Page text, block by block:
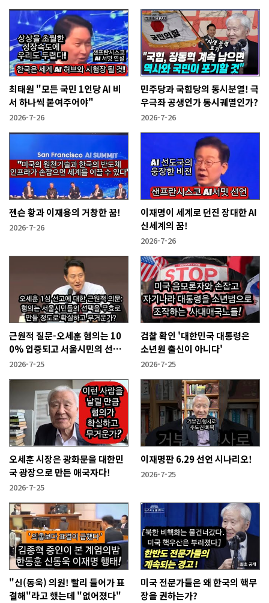
최태원 "모든 국민 1인당 AI 비
서 하나씩 붙여주어야"
2026-7-26
민주당과 국힘당의 동시분열! 극
우극좌 공생인가 동시궤멸인가?
2026-7-26
젠슨 황과 이재용의 거창한 꿈!
2026-7-26
이재명이 세계로 던진 장대한 AI
신세계의 꿈!
2026-7-26
근원적 질문-오세훈 혐의는 10
0% 입증되고 서울시민의 선택
을 무효화시킬 만큼 무겁나?
2026-7-25
검찰 확인 '대한민국 대통령은
소년원 출신이 아니다'
2026-7-25
오세훈 시장은 광화문을 대한민
국 광장으로 만든 애국자다!
2026-7-25
이재명판 6.29 선언 시나리오!
2026-7-25
"신(동욱) 의원! 빨리 들어가 표
결해"라고 했는데 "없어졌다"
미국 전문가들은 왜 한국의 핵무
장을 권하는가?